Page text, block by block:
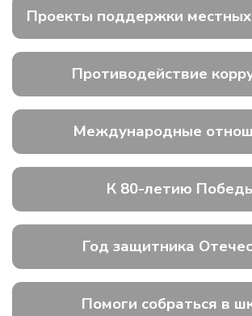
Проекты поддержки
Противодействие
Международные
К 80-летию
Год защитника
Помоги собраться в